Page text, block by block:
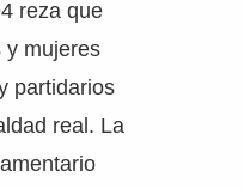
reza que
y mujeres
partidarios
real. La